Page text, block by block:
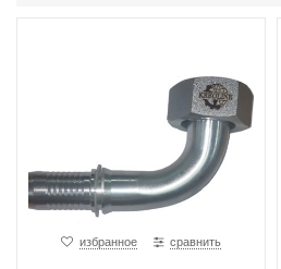
избранное сравнить